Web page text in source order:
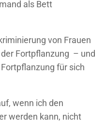
als Bett
von Frauen
Fortpflanzung – und
für sich
wenn ich den
werden kann, nicht